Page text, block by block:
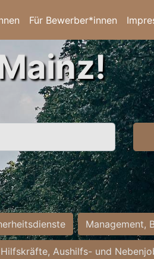
Für Bewerber*innen
Management,
Hilfskräfte, Aushilfs- und